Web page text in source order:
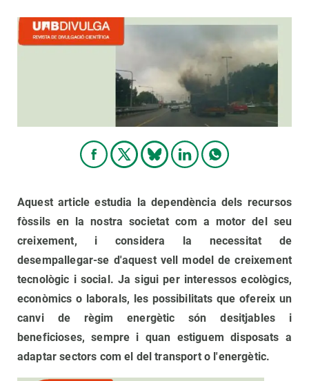
Aquest article estudia la dependència dels recursos
fòssils en la nostra societat com a motor del seu
creixement, i considera la necessitat de
desempallegar-se d'aquest vell model de creixement
tecnològic i social. Ja sigui per interessos ecològics,
econòmics o laborals, les possibilitats que ofereix un
canvi de règim energètic són desitjables i
beneficioses, sempre i quan estiguem disposats a
adaptar sectors com el del transport o l'energètic.
NOTÍCIES I AGENDA